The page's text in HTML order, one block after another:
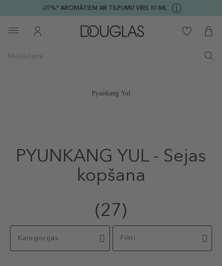
-25%* AROMĀTIEM AR TILPUMU VIRS 80 ML
PYUNKANG YUL - Sejas
kopšana
(27)
Kategorijas Filtri